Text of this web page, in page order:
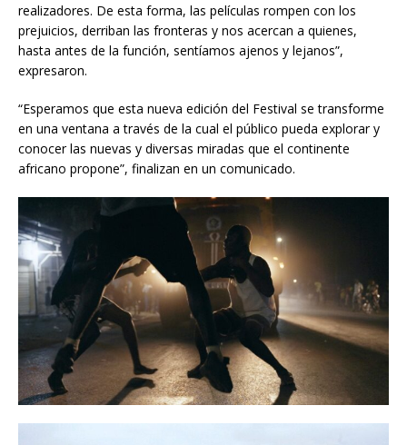
realizadores. De esta forma, las películas rompen con los
prejuicios, derriban las fronteras y nos acercan a quienes,
hasta antes de la función, sentíamos ajenos y lejanos”,
expresaron.
“Esperamos que esta nueva edición del Festival se transforme
en una ventana a través de la cual el público pueda explorar y
conocer las nuevas y diversas miradas que el continente
africano propone”, finalizan en un comunicado.